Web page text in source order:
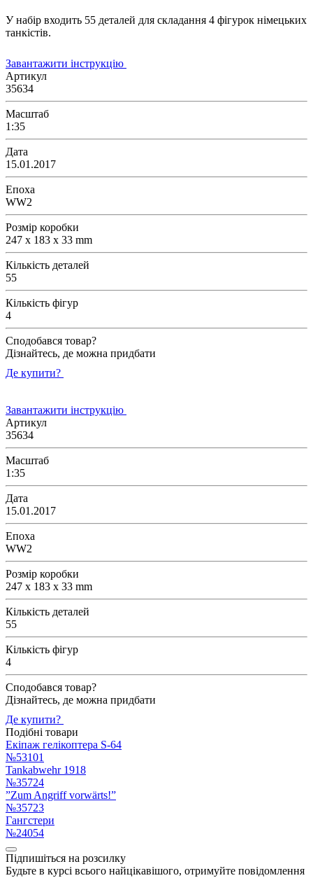
У набір входить 55 деталей для складання 4 фігурок німецьких
танкістів.
Завантажити інструкцію
Артикул
35634
Масштаб
1:35
Дата
15.01.2017
Епоха
WW2
Розмір коробки
247 x 183 x 33 mm
Кількість деталей
55
Кількість фігур
4
Сподобався товар?
Дізнайтесь, де можна придбати
Де купити?
Завантажити інструкцію
Артикул
35634
Масштаб
1:35
Дата
15.01.2017
Епоха
WW2
Розмір коробки
247 x 183 x 33 mm
Кількість деталей
55
Кількість фігур
4
Сподобався товар?
Дізнайтесь, де можна придбати
Де купити?
Подібні товари
Екіпаж гелікоптера S-64
№53101
Tankabwehr 1918
№35724
”Zum Angriff vorwärts!”
№35723
Гангстери
№24054
Підпишіться на розсилку
Будьте в курсі всього найцікавішого, отримуйте повідомлення